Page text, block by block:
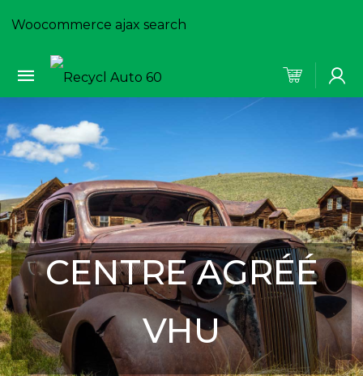
Woocommerce ajax search
CENTRE AGRÉÉ
VHU